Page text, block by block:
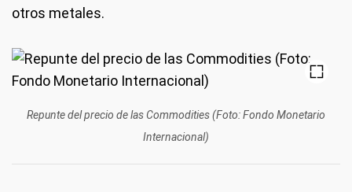
otros metales.
Repunte del precio de las Commodities (Foto: Fondo Monetario
Internacional)